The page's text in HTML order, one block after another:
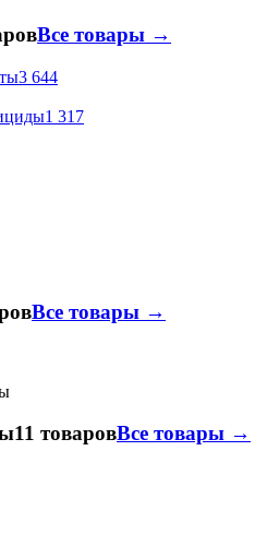
Все товары →
3 644
1 317
Все товары →
11 товаровВсе товары →